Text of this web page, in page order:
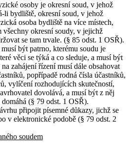
osoby je okresní soud, v jehož
li bydliště, okresní soud, v jehož
osoba bydliště na více místech,
všechny okresní soudy, v jejichž
se tam trvale. (§ 85 odst. 1 OSŘ).
být patrno, kterému soudu je
věci se týká a co sleduje, a musí být
zahájení řízení musí dále obsahovat
popřípadě rodná čísla účastníků,
vylíčení rozhodujících skutečností,
dovolává, a musí být z něj
(§ 79 odst. 1 OSŘ).
připojit písemné důkazy, jichž se
v elektronické podobě (§ 79 odst. 2
soudem